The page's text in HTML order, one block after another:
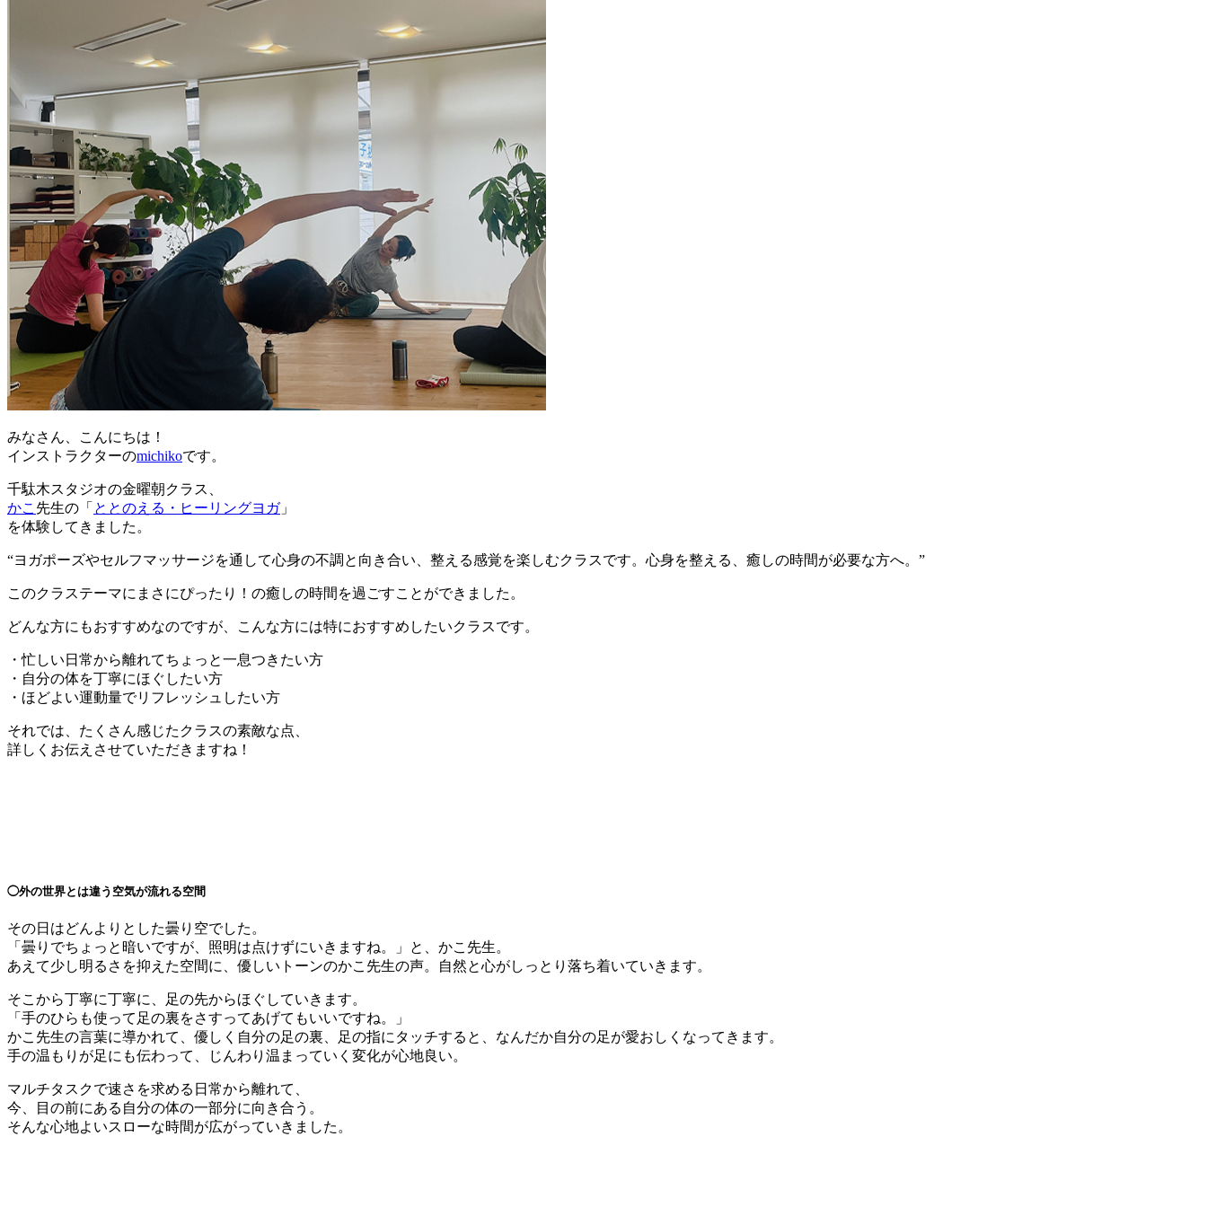
みなさん、こんにちは！
インストラクターのmichikoです。
千駄木スタジオの金曜朝クラス、
かこ 先生の「 ととのえる・ヒーリングヨガ」
を体験してきました。
“ヨガポーズやセルフマッサージを通して心身の不調と向き合い、整える感覚を楽しむクラスです。心身を整える、癒しの時間が必要な方へ。”
このクラステーマにまさにぴったり！の癒しの時間を過ごすことができました。
どんな方にもおすすめなのですが、こんな方には特におすすめしたいクラスです。
・忙しい日常から離れてちょっと一息つきたい方
・自分の体を丁寧にほぐしたい方
・ほどよい運動量でリフレッシュしたい方
それでは、たくさん感じたクラスの素敵な点、
詳しくお伝えさせていただきますね！
◯外の世界とは違う空気が流れる空間
その日はどんよりとした曇り空でした。
「曇りでちょっと暗いですが、照明は点けずにいきますね。」と、かこ先生。
あえて少し明るさを抑えた空間に、優しいトーンのかこ先生の声。自然と心がしっとり落ち着いていきます。
そこから丁寧に丁寧に、足の先からほぐしていきます。
「手のひらも使って足の裏をさすってあげてもいいですね。」
かこ先生の言葉に導かれて、優しく自分の足の裏、足の指にタッチすると、なんだか自分の足が愛おしくなってきます。
手の温もりが足にも伝わって、じんわり温まっていく変化が心地良い。
マルチタスクで速さを求める日常から離れて、
今、目の前にある自分の体の一部分に向き合う。
そんな心地よいスローな時間が広がっていきました。